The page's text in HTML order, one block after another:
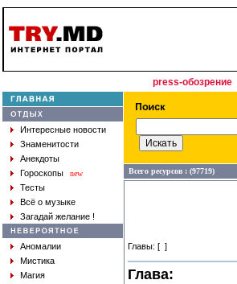
press-обозрение
Интересные новости
Знаменитости
Анекдоты
Гороскопы
new
Тесты
Всё о музыке
Загадай желание !
Аномалии
Мистика
Магия
Всего ресурсов : (97719)
Главы: [ ]
Глава: